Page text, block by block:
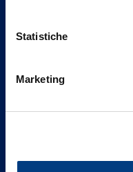
Statistiche
Marketing